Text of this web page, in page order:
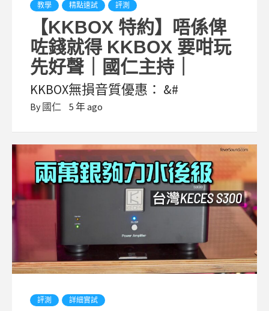
教學 精點速試 評測
【KKBOX 特約】唔係俾
咗錢就得 KKBOX 要咁玩
先好聲｜國仁主持｜
KKBOX無損音質優惠： &#
By 國仁 5 年 ago
評測 詳細實試